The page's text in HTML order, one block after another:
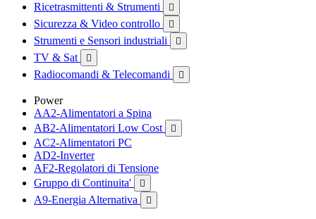
Ricetrasmittenti & Strumenti 
Sicurezza & Video controllo 
Strumenti e Sensori industriali 
TV & Sat 
Radiocomandi & Telecomandi 
Power
AA2-Alimentatori a Spina
AB2-Alimentatori Low Cost

AC2-Alimentatori PC
AD2-Inverter
AF2-Regolatori di Tensione
Gruppo di Continuita'

A9-Energia Alternativa 